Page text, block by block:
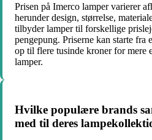
Prisen på Imerco lamper varierer
herunder design, størrelse,
tilbyder lamper til forskellige
pengepung. Priserne kan starte fra
op til flere tusinde kroner for mere
lamper.
Hvilke populære brands
med til deres